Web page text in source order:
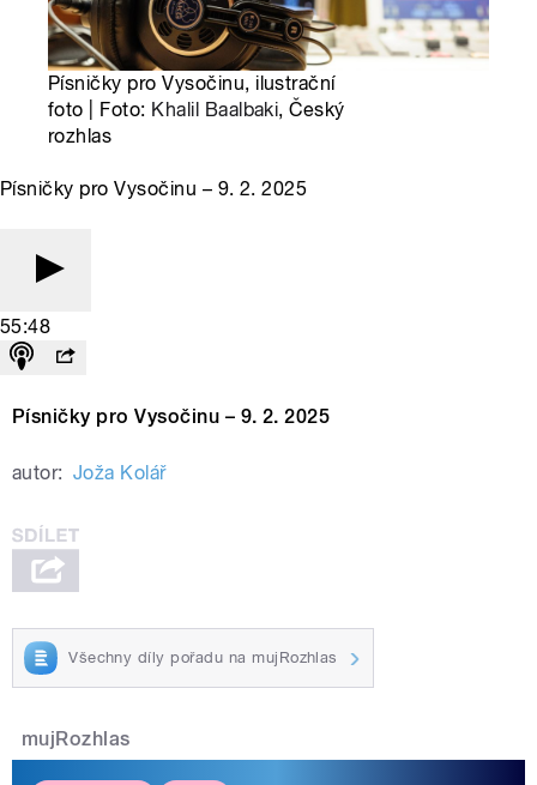
Písničky pro Vysočinu, ilustrační
foto | Foto: Khalil Baalbaki, Český
rozhlas
Písničky pro Vysočinu – 9. 2. 2025
55:48
Písničky pro Vysočinu – 9. 2. 2025
autor: Joža Kolář
Všechny díly pořadu na mujRozhlas
mujRozhlas